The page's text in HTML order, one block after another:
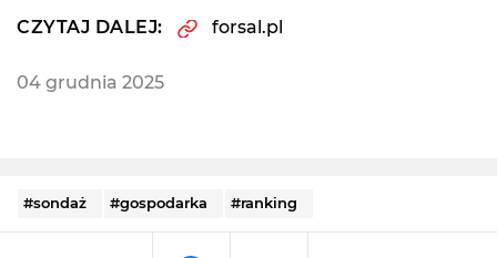
CZYTAJ DALEJ: forsal.pl
04 grudnia 2025
#sondaż #gospodarka #ranking